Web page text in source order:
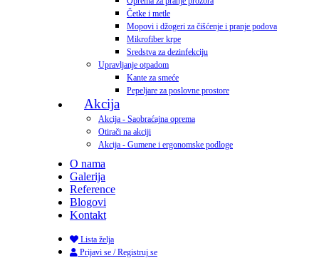
Četke i metle
Mopovi i džogeri za čišćenje i pranje podova
Mikrofiber krpe
Sredstva za dezinfekciju
Upravljanje otpadom
Kante za smeće
Pepeljare za poslovne prostore
Akcija
Akcija - Saobraćajna oprema
Otirači na akciji
Akcija - Gumene i ergonomske podloge
O nama
Galerija
Reference
Blogovi
Kontakt
Lista želja
Prijavi se / Registruj se